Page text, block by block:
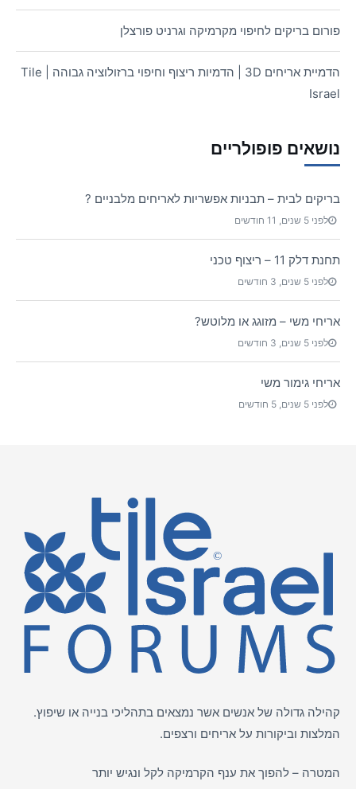
פורום בריקים לחיפוי מקרמיקה וגרניט פורצלן
הדמיית אריחים 3D | הדמיות ריצוף וחיפוי ברזולוציה גבוהה | Tile
Israel
נושאים פופולריים
בריקים לבית – תבניות אפשריות לאריחים מלבניים ?
לפני 5 שנים, 11 חודשים
תחנת דלק 11 – ריצוף טכני
לפני 5 שנים, 3 חודשים
אריחי משי – מזוגג או מלוטש?
לפני 5 שנים, 3 חודשים
אריחי גימור משי
לפני 5 שנים, 5 חודשים
קהילה גדולה של אנשים אשר נמצאים בתהליכי בנייה או שיפוץ.
המלצות וביקורות על אריחים ורצפים.
המטרה – להפוך את ענף הקרמיקה לקל ונגיש יותר